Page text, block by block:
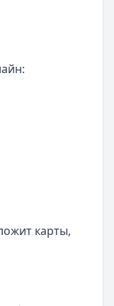
карты,